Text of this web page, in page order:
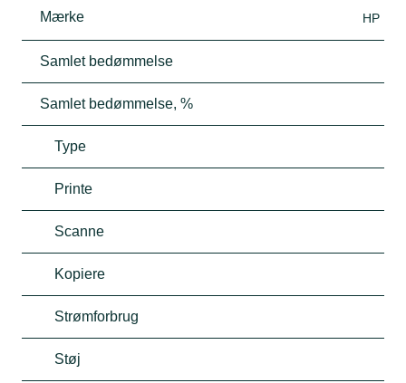
Mærke HP
Samlet bedømmelse
Samlet bedømmelse, %
Type
Printe
Scanne
Kopiere
Strømforbrug
Støj